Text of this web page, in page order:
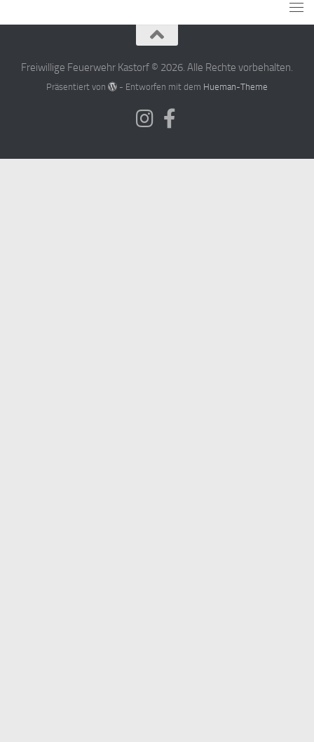
Freiwillige Feuerwehr Kastorf © 2026. Alle Rechte vorbehalten.
Präsentiert von - Entworfen mit dem Hueman-Theme